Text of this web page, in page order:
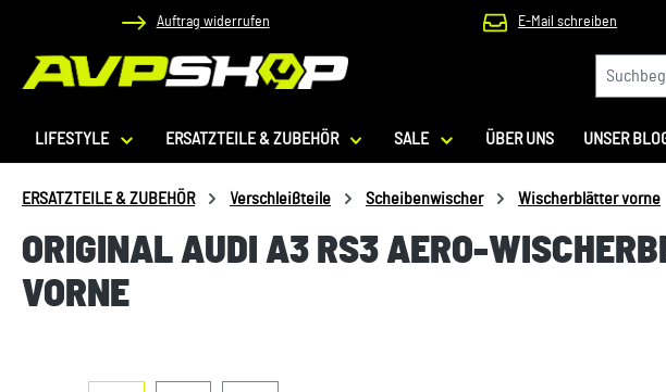
Hauptinhalt springen
Zur Suche springen
Zur Hauptnavigation springen
Auftrag widerrufen E-Mail schreiben
LIFESTYLE ERSATZTEILE & ZUBEHÖR SALE ÜBER UNS UNSER
ERSATZTEILE & ZUBEHÖR Verschleißteile Scheibenwischer Wischerblätter vorne
ORIGINAL AUDI A3 RS3 AERO-
VORNE